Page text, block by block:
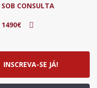
SOB CONSULTA
1490€
INSCREVA-SE JÁ!